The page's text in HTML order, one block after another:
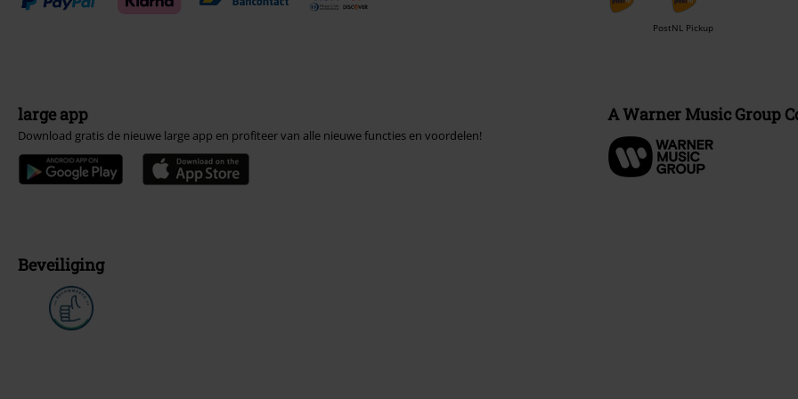
PostNL Pickup
large app
Download gratis de nieuwe large app en profiteer van alle nieuwe functies en voordelen!
A Warner Music Group
Beveiliging